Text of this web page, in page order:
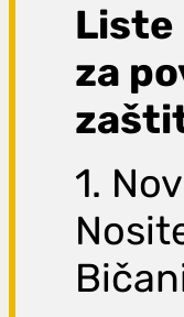
Liste
za
1.